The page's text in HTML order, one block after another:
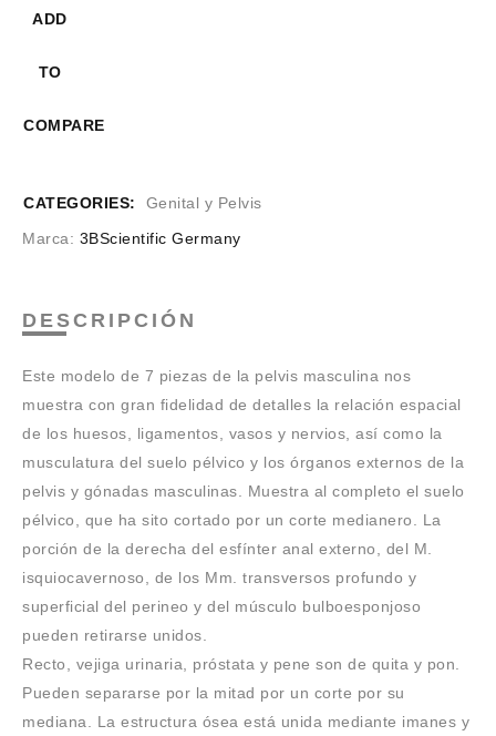
ADD
TO
COMPARE
CATEGORIES:
Genital y Pelvis
Marca: 3BScientific Germany
DESCRIPCIÓN
Este modelo de 7 piezas de la pelvis masculina nos
muestra con gran fidelidad de detalles la relación espacial
de los huesos, ligamentos, vasos y nervios, así como la
musculatura del suelo pélvico y los órganos externos de la
pelvis y gónadas masculinas. Muestra al completo el suelo
pélvico, que ha sito cortado por un corte medianero. La
porción de la derecha del esfínter anal externo, del M.
isquiocavernoso, de los Mm. transversos profundo y
superficial del perineo y del músculo bulboesponjoso
pueden retirarse unidos.
Recto, vejiga urinaria, próstata y pene son de quita y pon.
Pueden separarse por la mitad por un corte por su
mediana. La estructura ósea está unida mediante imanes y